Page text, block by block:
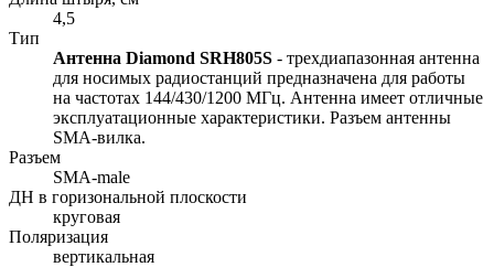
4,5
Тип
Антенна Diamond SRH805S - трехдиапазонная антенна
для носимых радиостанций предназначена для работы
на частотах 144/430/1200 МГц. Антенна имеет отличные
эксплуатационные характеристики. Разъем антенны
SMA-вилка.
Разъем
SMA-male
ДН в горизональной плоскости
круговая
Поляризация
вертикальная